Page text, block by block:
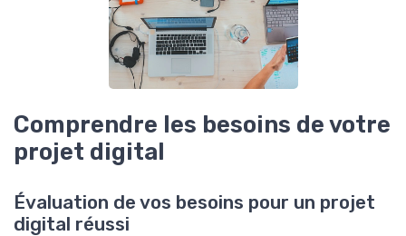
Comprendre les besoins de votre
projet digital
Évaluation de vos besoins pour un projet
digital réussi